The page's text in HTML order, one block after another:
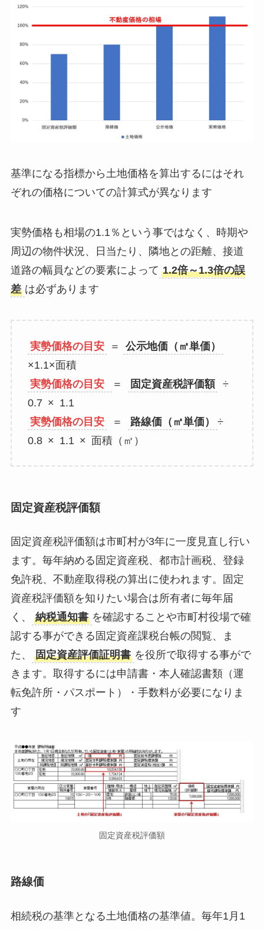
基準になる指標から土地価格を算出するにはそれ
ぞれの価格についての計算式が異なります
実勢価格も相場の1.1％という事ではなく、時期や
周辺の物件状況、日当たり、隣地との距離、接道
道路の幅員などの要素によって 1.2倍～1.3倍の誤
差 は必ずあります
実勢価格の目安 ＝
公示地価（㎡単価）
×1.1×面積
実勢価格の目安
＝ 固定資産税評価額
÷
0.7 × 1.1
実勢価格の目安
＝ 路線価（㎡単価）
÷
0.8 × 1.1 × 面積（㎡）
固定資産税評価額
固定資産税評価額は市町村が3年に一度見直し行い
ます。毎年納める固定資産税、都市計画税、登録
免許税、不動産取得税の算出に使われます。固定
資産税評価額を知りたい場合は所有者に毎年届
く、
納税通知書 を確認することや市町村役場で確
認する事ができる固定資産課税台帳の閲覧、ま
た、
固定資産評価証明書 を役所で取得する事がで
きます。取得するには申請書・本人確認書類（運
転免許所・パスポート）・手数料が必要になりま
す
固定資産税評価額
路線価
相続税の基準となる土地価格の基準値。毎年1月1